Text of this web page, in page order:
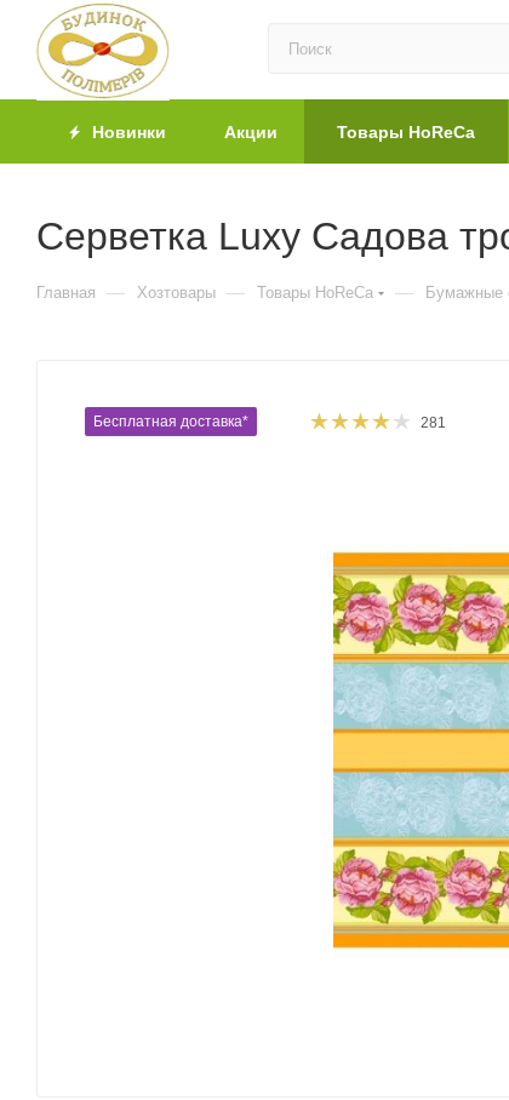
Новинки Акции Товары HoReCa
Серветка Luxy Садова
Главная — Хозтовары — Товары HoReCa — Бумажные
Бесплатная доставка* 281